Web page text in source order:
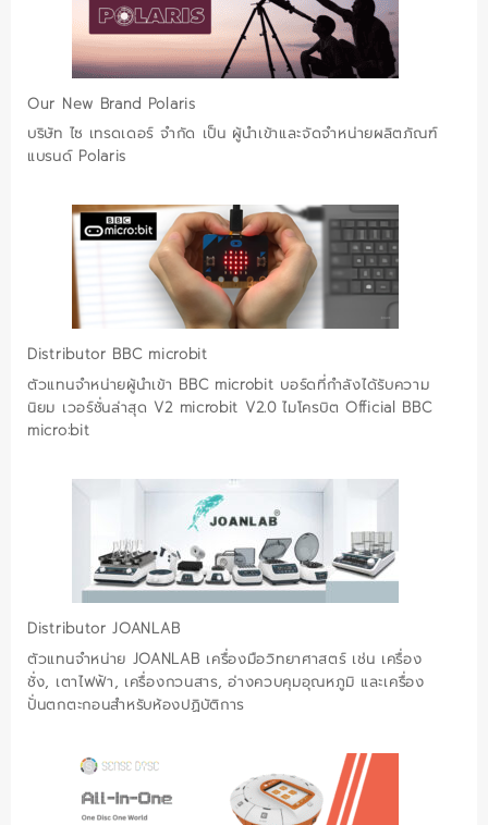
Our New Brand Polaris
บริษัท ไซ เทรดเดอร์ จำกัด เป็น ผู้นำเข้าและจัดจำหน่ายผลิตภัณฑ์
แบรนด์ Polaris
Distributor BBC microbit
ตัวแทนจำหน่ายผู้นำเข้า BBC microbit บอร์ดที่กำลังได้รับความ
นิยม เวอร์ชั่นล่าสุด V2 microbit V2.0 ไมโครบิต Official BBC
micro:bit
Distributor JOANLAB
ตัวแทนจำหน่าย JOANLAB เครื่องมือวิทยาศาสตร์ เช่น เครื่อง
ชั่ง, เตาไฟฟ้า, เครื่องกวนสาร, อ่างควบคุมอุณหภูมิ และเครื่อง
ปั่นตกตะกอนสำหรับห้องปฏิบัติการ